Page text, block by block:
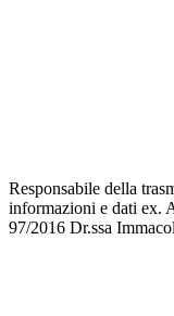
Responsabile della
informazioni e dati ex.
97/2016 Dr.ssa